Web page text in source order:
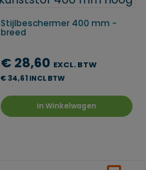
Stijlbeschermer 400 mm -
breed
€ 28,60 EXCL. BTW
€ 34,61 INCL BTW
In Winkelwagen